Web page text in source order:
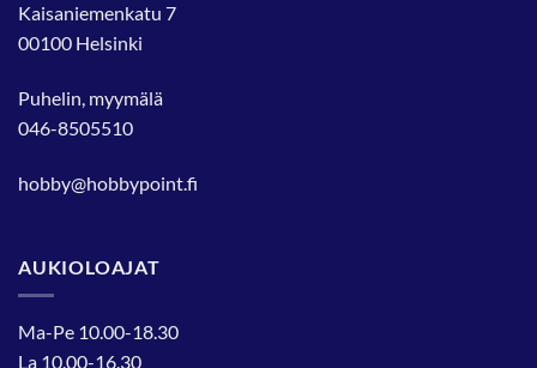
Kaisaniemenkatu 7
00100 Helsinki
Puhelin, myymälä
046-8505510
hobby@hobbypoint.fi
AUKIOLOAJAT
Ma-Pe 10.00-18.30
La 10.00-16.30